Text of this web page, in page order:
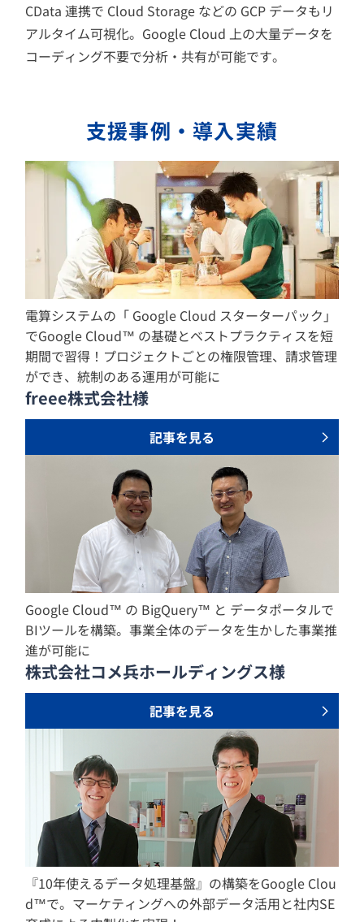
CData 連携で Cloud Storage などの GCP データもリ
アルタイム可視化。Google Cloud 上の大量データを
コーディング不要で分析・共有が可能です。
支援事例・導入実績
電算システムの「 Google Cloud スターターパック」
でGoogle Cloud™ の基礎とベストプラクティスを短
期間で習得！プロジェクトごとの権限管理、請求管理
ができ、統制のある運用が可能に
freee株式会社様
記事を見る
Google Cloud™ の BigQuery™ と データポータルで
BIツールを構築。事業全体のデータを生かした事業推
進が可能に
株式会社コメ兵ホールディングス様
記事を見る
『10年使えるデータ処理基盤』の構築をGoogle Clou
d™で。マーケティングへの外部データ活用と社内SE